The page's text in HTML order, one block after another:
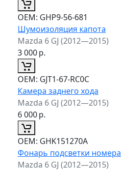
ОЕМ: GHP9-56-681
Шумоизоляция капота
Mazda 6 GJ (2012—2015)
3 000р.
ОЕМ: GJT1-67-RC0C
Камера заднего хода
Mazda 6 GJ (2012—2015)
6 000р.
ОЕМ: GHK151270A
Фонарь подсветки номера
Mazda 6 GJ (2012—2015)